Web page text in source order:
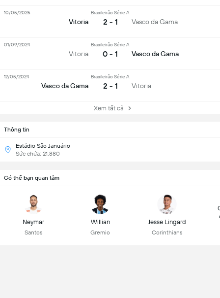
Thông tin
Estádio São Januário
Sức chứa: 21,880
Vitoria
Brasileirão Série A
2 - 1 Vasco da Gama
10/05/2025
Vitoria
Brasileirão Série A
0 - 1 Vasco da Gama
01/09/2024
Vasco da Gama
Brasileirão Série A
2 - 1 Vitoria
12/05/2024
Xem tất cả
Có thể bạn quan tâm
Neymar
Santos
Willian
Gremio
Jesse Lingard
Corinthians